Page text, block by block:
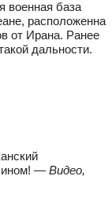
военная база
расположеннa
от Ирана. Ранее
дальности.
— Видео,